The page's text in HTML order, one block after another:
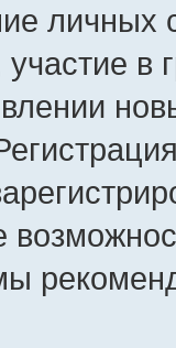
участие в